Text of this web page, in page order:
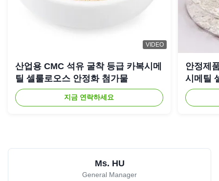
★★★★★
★★★★★
The dissolution rate is fast and stable, greatly imporves our
product efficiency. Highly recommended
F Oct 23.2025
★★★★★
★★★★★
VIDEO
산업용 CMC 석유 굴착 등급 카복시메
틸 셀룰로오스 안정화 첨가물
지금 연락하세요
안정제
시메틸
Ms. HU
General Manager